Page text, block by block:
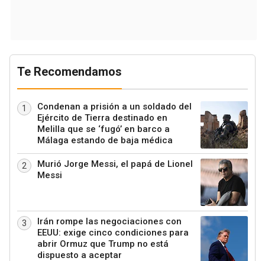
Te Recomendamos
1
Condenan a prisión a un soldado del
Ejército de Tierra destinado en
Melilla que se ‘fugó’ en barco a
Málaga estando de baja médica
2
Murió Jorge Messi, el papá de Lionel
Messi
3
Irán rompe las negociaciones con
EEUU: exige cinco condiciones para
abrir Ormuz que Trump no está
dispuesto a aceptar